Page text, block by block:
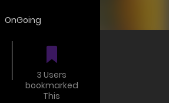
OnGoing
3 Users
bookmarked
This